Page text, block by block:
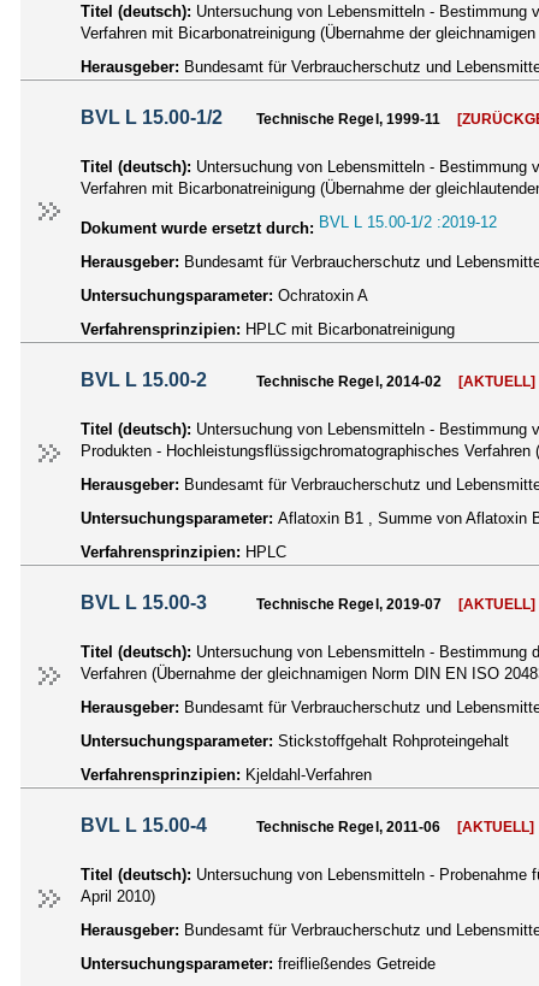
Titel (deutsch): Untersuchung von Lebensmitteln - Bestimmung
Verfahren mit Bicarbonatreinigung (Übernahme der
Herausgeber: Bundesamt für Verbraucherschutz und
BVL L 15.00-1/2 Technische Regel, 1999-11
Titel (deutsch): Untersuchung von Lebensmitteln - Bestimmung
Verfahren mit Bicarbonatreinigung (Übernahme der
Dokument wurde ersetzt durch: BVL L 15.00-1/2 :2019-12
Herausgeber: Bundesamt für Verbraucherschutz und
Untersuchungsparameter: Ochratoxin A
Verfahrensprinzipien: HPLC mit Bicarbonatreinigung
BVL L 15.00-2 Technische Regel, 2014-02 [AKTUELL]
Titel (deutsch): Untersuchung von Lebensmitteln - Bestimmung
Produkten - Hochleistungsflüssigchromatographisches
Herausgeber: Bundesamt für Verbraucherschutz und
Untersuchungsparameter: Aflatoxin B1 , Summe von Aflatoxin
Verfahrensprinzipien: HPLC
BVL L 15.00-3 Technische Regel, 2019-07 [AKTUELL]
Titel (deutsch): Untersuchung von Lebensmitteln - Bestimmung
Verfahren (Übernahme der gleichnamigen Norm DIN EN ISO
Herausgeber: Bundesamt für Verbraucherschutz und
Untersuchungsparameter: Stickstoffgehalt Rohproteingehalt
Verfahrensprinzipien: Kjeldahl-Verfahren
BVL L 15.00-4 Technische Regel, 2011-06 [AKTUELL]
Titel (deutsch): Untersuchung von Lebensmitteln - Probenahme
April 2010)
Herausgeber: Bundesamt für Verbraucherschutz und
Untersuchungsparameter: freifließendes Getreide